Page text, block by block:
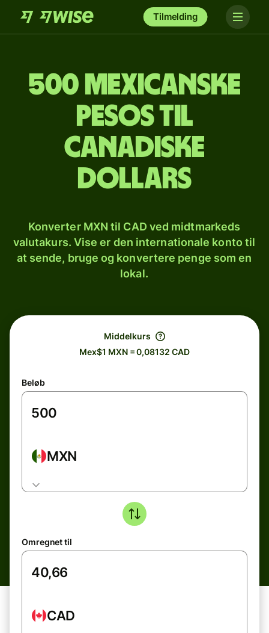
Tilmelding
500 mexicanske
pesos til
canadiske
dollars
Konverter MXN til CAD ved midtmarkeds
valutakurs. Vise er den internationale konto til
at sende, bruge og konvertere penge som en
lokal.
Middelkurs
Mex$1 MXN = 0,08132 CAD
Beløb
MXN
Omregnet til
CAD